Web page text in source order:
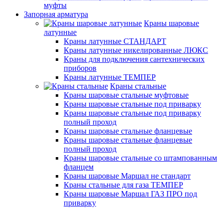
муфты
Запорная арматура
Краны шаровые
латунные
Краны латунные СТАНДАРТ
Краны латунные никелированные ЛЮКС
Краны для подключения сантехнических
приборов
Краны латунные ТЕМПЕР
Краны стальные
Краны шаровые стальные муфтовые
Краны шаровые стальные под приварку
Краны шаровые стальные под приварку
полный проход
Краны шаровые стальные фланцевые
Краны шаровые стальные фланцевые
полный проход
Краны шаровые стальные со штампованным
фланцем
Краны шаровые Маршал не стандарт
Краны стальные для газа ТЕМПЕР
Краны шаровые Маршал ГАЗ ПРО под
приварку